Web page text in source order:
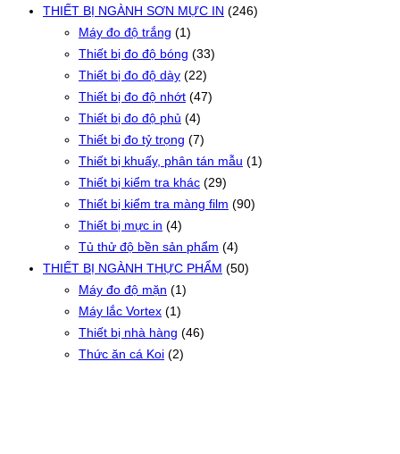
THIẾT BỊ NGÀNH SƠN MỰC IN (246)
Máy đo độ trắng (1)
Thiết bị đo độ bóng (33)
Thiết bị đo độ dày (22)
Thiết bị đo độ nhớt (47)
Thiết bị đo độ phủ (4)
Thiết bị đo tỷ trọng (7)
Thiết bị khuấy, phân tán mẫu (1)
Thiết bị kiểm tra khác (29)
Thiết bị kiểm tra màng film (90)
Thiết bị mực in (4)
Tủ thử độ bền sản phẩm (4)
THIẾT BỊ NGÀNH THỰC PHẨM (50)
Máy đo độ mặn (1)
Máy lắc Vortex (1)
Thiết bị nhà hàng (46)
Thức ăn cá Koi (2)